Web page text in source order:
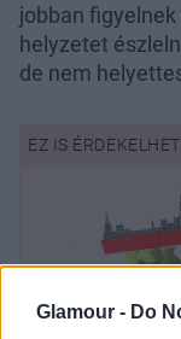
Glamour - Do
jobban
helyzetet
de nem